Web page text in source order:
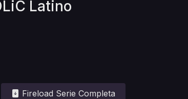
Latino
Fireload Serie Completa